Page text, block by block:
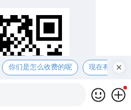
你们是怎么收费的呢 现在有优惠